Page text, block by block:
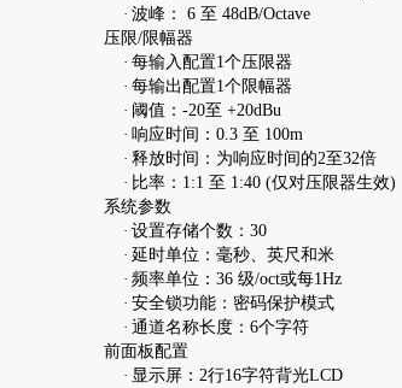
· 波峰： 6 至 48dB/Octave
压限/限幅器
· 每输入配置1个压限器
· 每输出配置1个限幅器
· 阈值：-20至 +20dBu
· 响应时间：0.3 至 100m
· 释放时间：为响应时间的2至32倍
· 比率：1:1 至 1:40 (仅对压限器生效)
系统参数
· 设置存储个数：30
· 延时单位：毫秒、英尺和米
· 频率单位：36 级/oct或每1Hz
· 安全锁功能：密码保护模式
· 通道名称长度：6个字符
前面板配置
· 显示屏：2行16字符背光LCD